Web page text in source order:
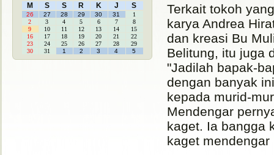
M
S S R K J S
26 27 28 29 30 31
1
2
3 4 5 6 7
8
9
10 11 12 13 14
15
16
17 18 19 20 21
22
23
24 25 26 27 28
29
30
31 1 2 3 4 5
Terkait tokoh
karya Andrea
dan kreasi Bu
Belitung, itu juga
"Jadilah bapak-
dengan banyak
kepada murid-
Mendengar
kaget. Ia bangga
kaget mendengar